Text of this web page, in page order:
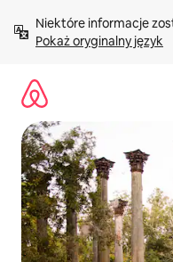
treści Pokaż oryginalny język